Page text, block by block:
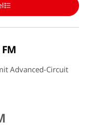
Advanced-Circuit